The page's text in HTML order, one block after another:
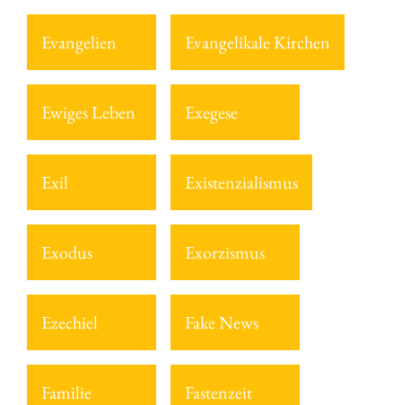
Evangelien Evangelikale Kirchen
Ewiges Leben Exegese
Exil Existenzialismus
Exodus Exorzismus
Ezechiel Fake News
Familie Fastenzeit